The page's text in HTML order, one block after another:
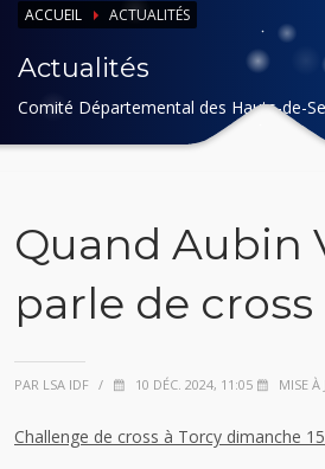
ACCUEIL ACTUALITÉS
Actualités
Comité Départemental des Hauts-de-
Quand Aubin
parle de cross
PAR LSA IDF / 10 DÉC. 2024, 11:05 MISE À
Challenge de cross à Torcy dimanche